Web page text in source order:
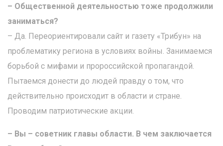
– Общественной деятельностью тоже продолжили
заниматься?
– Да. Переориентировали сайт и газету «Трибун» на
проблематику региона в условиях войны. Занимаемся
борьбой с мифами и пророссийской пропагандой.
Пытаемся донести до людей правду о том, что
действительно происходит в области и стране.
Проводим патриотические акции.
– Вы – советник главы области. В чем заключается